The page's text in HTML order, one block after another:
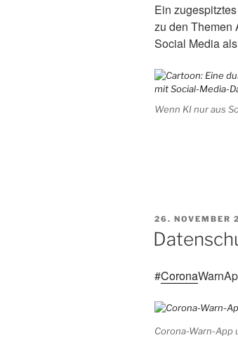
Ein
zu den Themen
Social Media
Wenn KI nur aus
AM
26. NOVEMBER
#Corona
Corona-Warn-App